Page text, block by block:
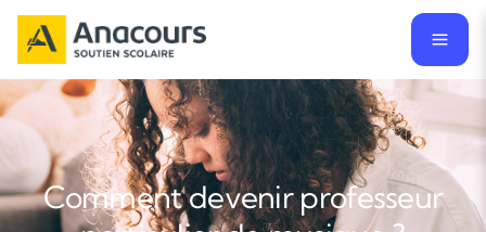
Comment devenir professeur